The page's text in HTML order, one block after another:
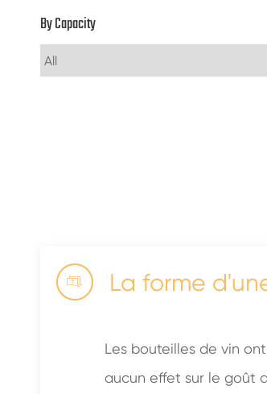
By Capacity
 La forme
Les bouteilles de vin
aucun effet sur le goût